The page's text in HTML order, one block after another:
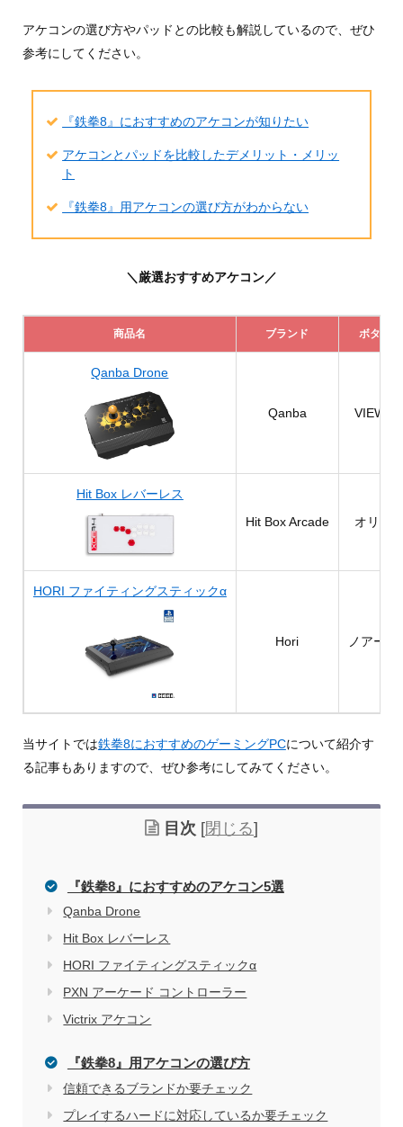
アケコンの選び方やパッドとの比較も解説しているので、ぜひ
参考にしてください。
『鉄拳8』におすすめのアケコンが知りたい
アケコンとパッドを比較したデメリット・メリッ
ト
『鉄拳8』用アケコンの選び方がわからない
＼厳選おすすめアケコン／
商品名 ブランド ボタン
Qanba Drone
Qanba
Hit Box レバーレス
Hit Box Arcade
オリジ
HORI ファイティングスティックα
Hori ノアール
当サイトでは鉄拳8におすすめのゲーミングPCについて紹介す
る記事もありますので、ぜひ参考にしてみてください。
目次 [閉じる]
『鉄拳8』におすすめのアケコン5選
Qanba Drone
Hit Box レバーレス
HORI ファイティングスティックα
PXN アーケード コントローラー
Victrix アケコン
『鉄拳8』用アケコンの選び方
信頼できるブランドか要チェック
プレイするハードに対応しているか要チェック